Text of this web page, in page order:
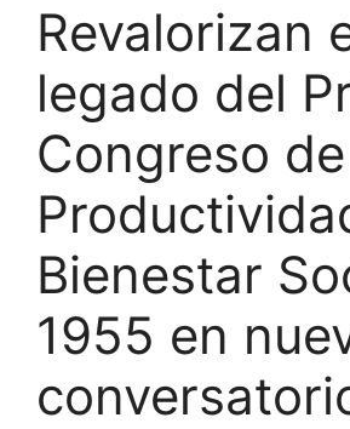
Revalorizan
legado del
Congreso de
Bienestar
1955 en